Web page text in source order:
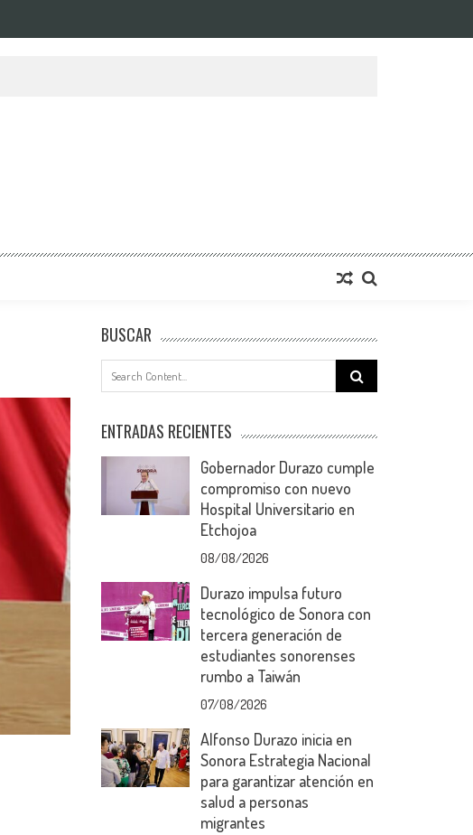
BUSCAR
Search
for:
ENTRADAS RECIENTES
Gobernador Durazo cumple
compromiso con nuevo
Hospital Universitario en
Etchojoa
08/08/2026
Durazo impulsa futuro
tecnológico de Sonora con
tercera generación de
estudiantes sonorenses
rumbo a Taiwán
07/08/2026
Alfonso Durazo inicia en
Sonora Estrategia Nacional
para garantizar atención en
salud a personas
migrantes